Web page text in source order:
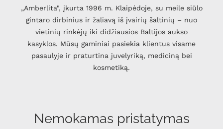
„Amberlita", įkurta 1996 m. Klaipėdoje, su meile siūlo
gintaro dirbinius ir žaliavą iš įvairių šaltinių – nuo
vietinių rinkėjų iki didžiausios Baltijos aukso
kasyklos. Mūsų gaminiai pasiekia klientus visame
pasaulyje ir praturtina juvelyriką, mediciną bei
kosmetiką.
Nemokamas pristatymas